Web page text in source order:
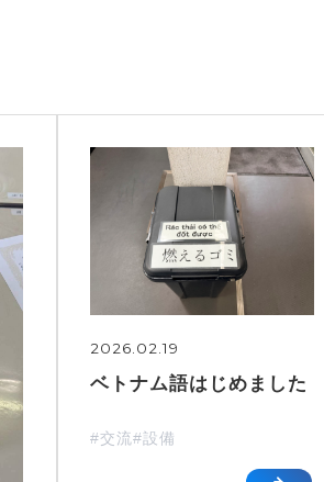
2026.02.19
ベトナム語はじめました
#交流#設備